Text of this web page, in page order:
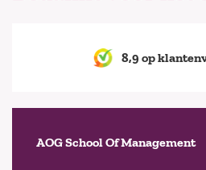
8,9 op
AOG School Of Management